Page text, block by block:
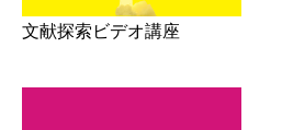
文献探索ビデオ講座